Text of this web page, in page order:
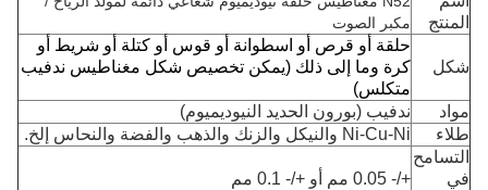
المنتج
مكبر الصوت
شكل
حلقة أو قرص أو اسطوانة أو قوس أو كتلة أو شريط أو
كرة وما إلى ذلك (يمكن تخصيص شكل مغناطيس ندفيب
متكلس)
مواد
ندفيب (بورون الحديد النيوديميوم)
طلاء
Ni-Cu-Ni والنيكل والزنك والذهب والفضة والنحاس إلخ.
التسامح
في
+/- 0.05 مم أو +/- 0.1 مم